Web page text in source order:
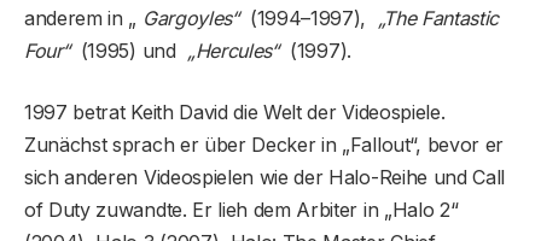
anderem in „ Gargoyles“(1994–1997), „The Fantastic
Four“(1995) und „Hercules“(1997).
1997 betrat Keith David die Welt der Videospiele.
Zunächst sprach er über Decker in „Fallout“, bevor er
sich anderen Videospielen wie der Halo-Reihe und Call
of Duty zuwandte. Er lieh dem Arbiter in „Halo 2“